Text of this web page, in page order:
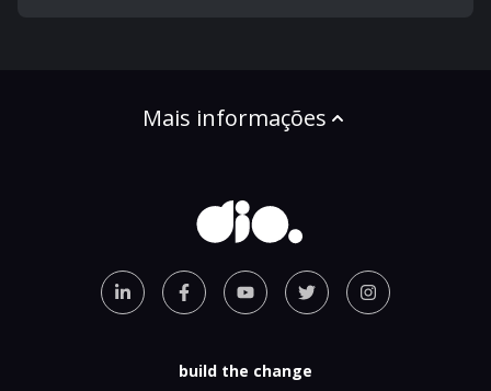
Mais informações
build the change